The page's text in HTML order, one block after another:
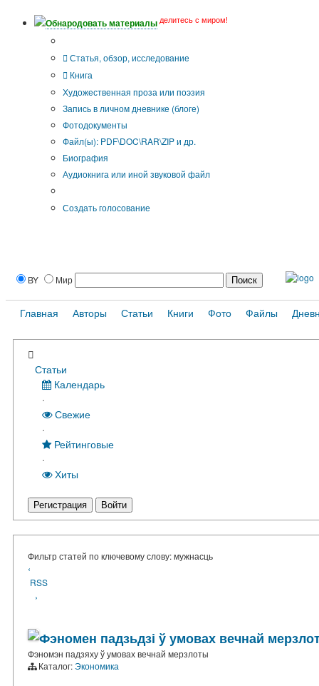
Обнародовать материалы делитесь с миром!
Статья, обзор, исследование
Книга
Художественная проза или поэзия
Запись в личном дневнике (блоге)
Фотодокументы
Файл(ы): PDF\DOC\RAR\ZIP и др.
Биография
Аудиокнига или иной звуковой файл
Создать голосование
BY Мир
Главная Авторы Статьи Книги Фото Файлы
Статьи
Календарь
·
Свежие
·
Рейтинговые
·
Хиты
Регистрация Войти
Фильтр статей по ключевому слову: мужнасць
‹
RSS
›
Фэномен падзьдзі ў умовах вечнай
Фэномэн падзяху ў умовах вечнай мерзлоты
Каталог:Экономика